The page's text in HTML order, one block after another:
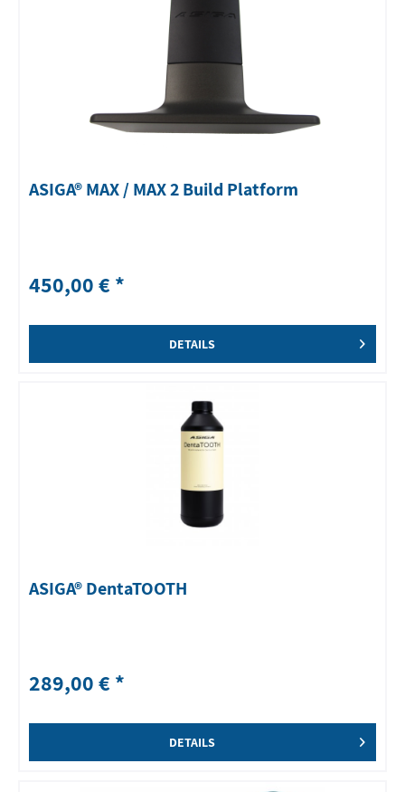
ASIGA® MAX / MAX 2 Build Platform
450,00 € *
DETAILS
ASIGA® DentaTOOTH
289,00 € *
DETAILS